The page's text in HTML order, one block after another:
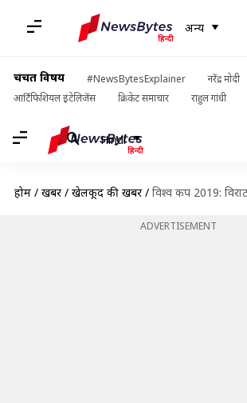
अन्य
चर्चित विषय #NewsBytesExplainer
नरेंद्र मोदी
आर्टिफिशियल इंटेलिजेंस
क्रिकेट समाचार राहुल गांधी
Hindi
होम / खबरें / खेलकूद की खबरें / विश्व कप 2019: विराट कोहली ने बताया,
ADVERTISEMENT